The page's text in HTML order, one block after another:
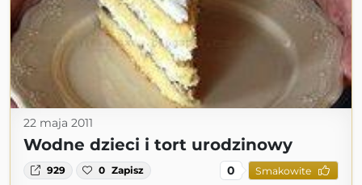
22 maja 2011
Wodne dzieci i tort urodzinowy
929 0 Zapisz 0 Smakowite